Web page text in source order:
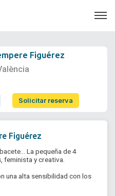
doctor?
Figuérez
Solicitar reserva
Figuérez
feminista y creativa.
una alta sensibilidad con los